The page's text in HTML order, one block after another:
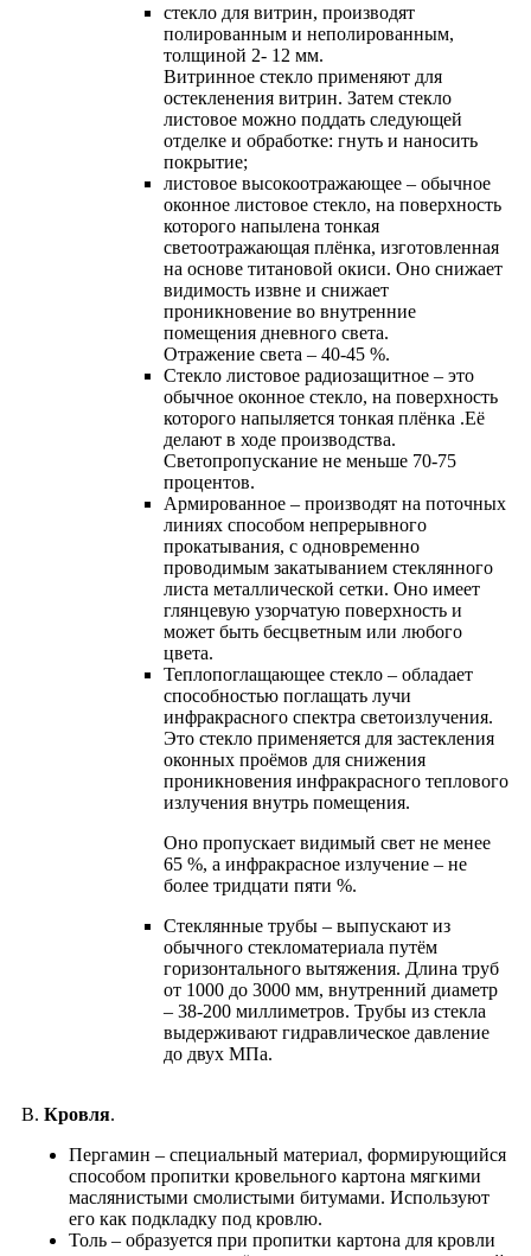
стекло для витрин, производят
полированным и неполированным,
толщиной 2- 12 мм.
Витринное стекло применяют для
остекленения витрин. Затем стекло
листовое можно поддать следующей
отделке и oбработке: гнуть и наносить
покрытие;
листовое высокоотражающее – обычное
оконное листовое стекло, на поверхность
которого напылена тонкая
светоотражающая плёнка, изготовленная
на основе титановой окиси. Оно снижает
видимость извне и снижает
проникновение во внутренние
помещения дневного света.
Отражение света – 40-45 %.
Cтекло листовое радиозащитное – это
обычное оконное стекло, на поверхность
которого напыляется тонкая плёнка .Её
делают в ходе производства.
Светопропускание не меньше 70-75
процентов.
Армированное – производят на поточных
линиях способом непрерывного
прокатывания, с одновременно
проводимым закатыванием стеклянного
листа металлической сетки. Оно имеет
глянцевую узорчатую поверхность и
может быть бесцветным или любого
цвета.
Теплопоглащающее стекло – обладает
способностью поглащать лучи
инфракрасного спектра светоизлучения.
Это стекло применяется для застекления
оконных проёмов для снижения
проникновения инфракрасного теплового
излучения внутрь помещения.
Оно пропускает видимый свет не менее
65 %, а инфракрасное излучение – не
более тридцати пяти %.
Cтеклянные трубы – выпускают из
обычного стекломатериала путём
горизонтального вытяжения. Длина труб
от 1000 до 3000 мм, внутренний диаметр
– 38-200 миллиметров. Трубы из стекла
выдерживают гидравлическое давление
до двух МПа.
В. Кровля.
Пергамин – специальный материал, формирующийся
способом пропитки кровельного картона мягкими
маслянистыми смолистыми битумами. Используют
его как подкладку под кровлю.
Толь – образуется при пропитки картона для кровли